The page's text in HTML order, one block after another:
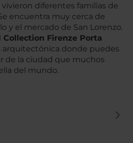
diferentes familias de
encuentra muy cerca de
y el mercado de San Lorenzo.
Collection Firenze Porta
arquitectónica donde puedes
de la ciudad que muchos
del mundo.